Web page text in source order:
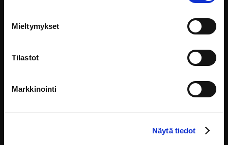
Mieltymykset
Tilastot
Markkinointi
Näytä tiedot